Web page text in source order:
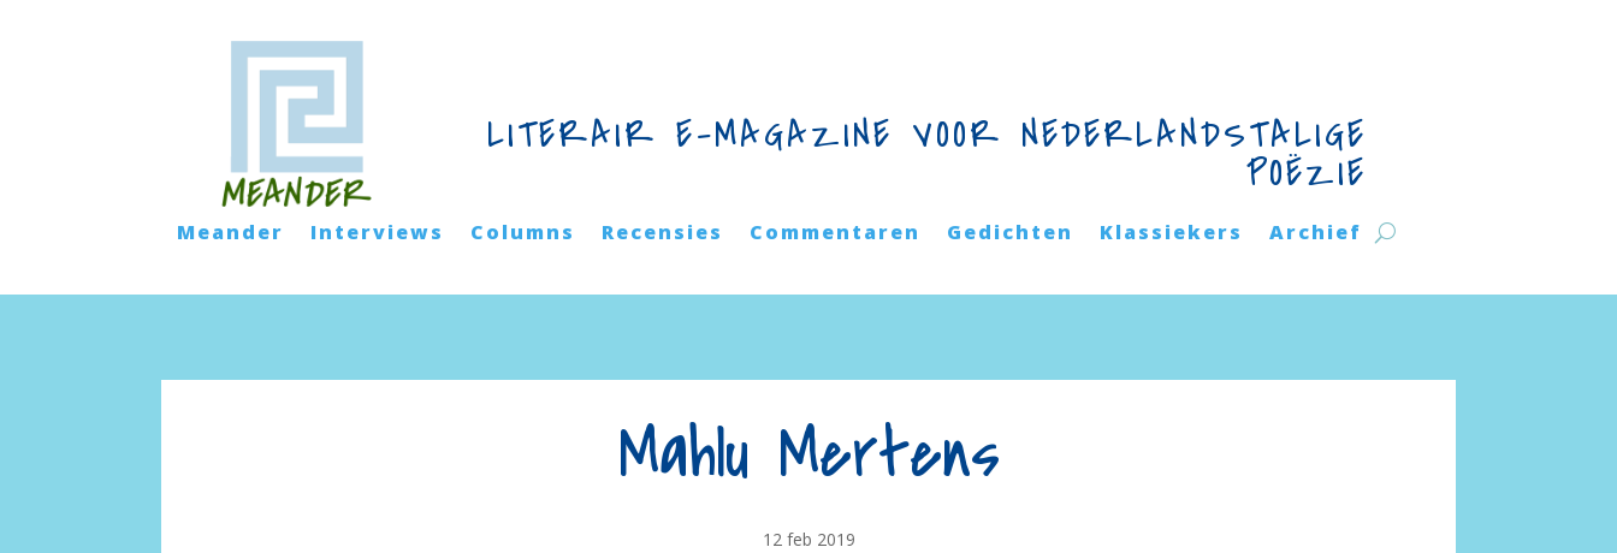
LITERAIR E-MAGAZINE VOOR NEDERLANDSTALIGE
POËZIE
Meander Interviews Columns Recensies Commentaren Gedichten Klassiekers Archief
Mahlu Mertens
12 feb 2019